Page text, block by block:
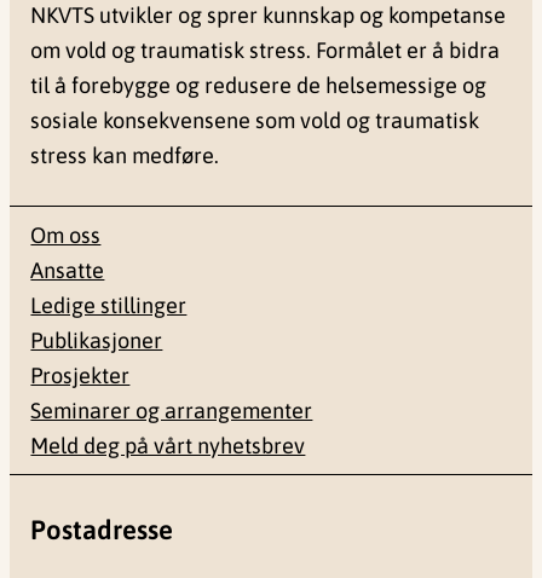
NKVTS utvikler og sprer kunnskap og kompetanse
om vold og traumatisk stress. Formålet er å bidra
til å forebygge og redusere de helsemessige og
sosiale konsekvensene som vold og traumatisk
stress kan medføre.
Om oss
Ansatte
Ledige stillinger
Publikasjoner
Prosjekter
Seminarer og arrangementer
Meld deg på vårt nyhetsbrev
Postadresse